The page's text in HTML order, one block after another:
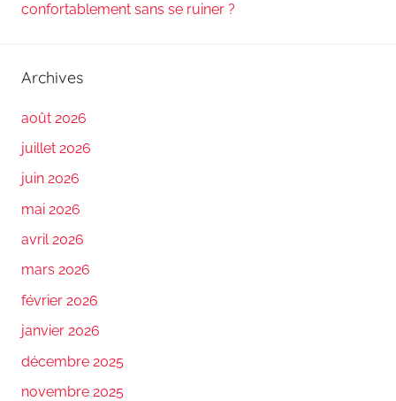
confortablement sans se ruiner ?
Archives
août 2026
juillet 2026
juin 2026
mai 2026
avril 2026
mars 2026
février 2026
janvier 2026
décembre 2025
novembre 2025